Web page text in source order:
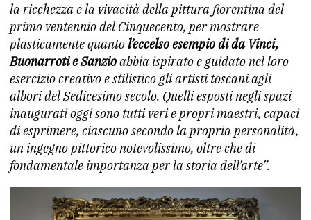
la ricchezza e la vivacità della pittura fiorentina del
primo ventennio del Cinquecento, per mostrare
plasticamente quantol’eccelso esempio di da Vinci,
Buonarroti e Sanzioabbia ispirato e guidato nel loro
esercizio creativo e stilistico gli artisti toscani agli
albori del Sedicesimo secolo. Quelli esposti negli spazi
inaugurati oggi sono tutti veri e propri maestri, capaci
di esprimere, ciascuno secondo la propria personalità,
un ingegno pittorico notevolissimo, oltre che di
fondamentale importanza per la storia dell’arte”.